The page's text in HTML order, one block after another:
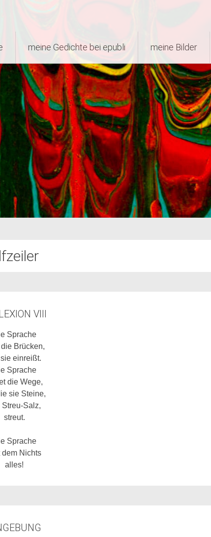
meine Gedichte bei epubli meine Bilder
VIII
Sprache
die Brücken,
einreißt.
Sprache
die Wege,
sie Steine,
Streu-Salz,
streut.
Sprache
dem Nichts
alles!